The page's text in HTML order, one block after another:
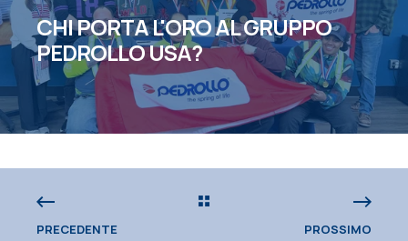
CHI PORTA L'ORO AL GRUPPO
PEDROLLO USA?
PRECEDENTE PROSSIMO